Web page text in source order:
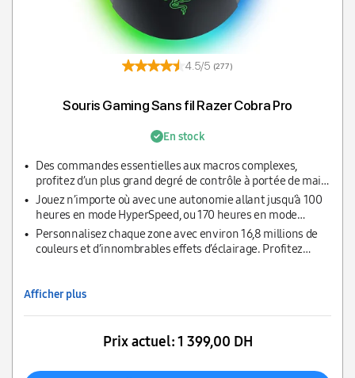
4.5/5 (277)
Souris Gaming Sans fil Razer Cobra Pro
En stock
Des commandes essentielles aux macros complexes,
profitez d’un plus grand degré de contrôle à portée de main
et soyez prêt à jouer n’importe où avec 5 profils de
mémoire intégrés.
Jouez n’importe où avec une autonomie allant jusqu’à 100
heures en mode HyperSpeed, ou 170 heures en mode
Bluetooth. Facilement rechargeable via USB Type C ou
recharge sans fil.
Personnalisez chaque zone avec environ 16,8 millions de
couleurs et d’innombrables effets d’éclairage. Profitez
jeux intégrés à Chroma.
Afficher plus
Prix actuel:1 399,00 DH